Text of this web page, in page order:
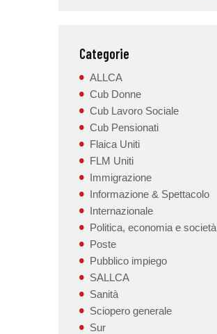
Categorie
ALLCA
Cub Donne
Cub Lavoro Sociale
Cub Pensionati
Flaica Uniti
FLM Uniti
Immigrazione
Informazione & Spettacolo
Internazionale
Politica, economia e società
Poste
Pubblico impiego
SALLCA
Sanità
Sciopero generale
Sur